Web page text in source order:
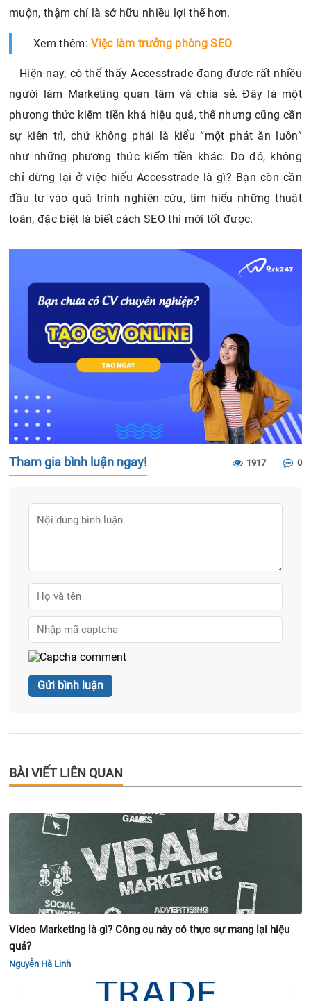
muộn, thậm chí là sở hữu nhiều lợi thế hơn.
Xem thêm:Việc làm trưởng phòng SEO
Hiện nay, có thể thấy Accesstrade đang được rất nhiều
người làm Marketing quan tâm và chia sẻ. Đây là một
phương thức kiếm tiền khá hiệu quả, thế nhưng cũng cần
sự kiên trì, chứ không phải là kiểu “một phát ăn luôn”
như những phương thức kiếm tiền khác. Do đó, không
chỉ dừng lại ở việc hiểu Accesstrade là gì? Bạn còn cần
đầu tư vào quá trình nghiên cứu, tìm hiểu những thuật
toán, đặc biệt là biết cách SEO thì mới tốt được.
Tham gia bình luận ngay! 1917 0
BÀI VIẾT LIÊN QUAN
Video Marketing là gì? Công cụ này có thực sự mang lại hiệu
quả?
Nguyễn Hà Linh